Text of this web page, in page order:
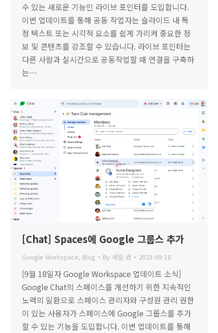
수 있는 새로운 기능인 라이브 포인터를 도입합니다.
이번 업데이트를 통해 공동 작업자는 슬라이드 내 특
정 텍스트 또는 시각적 요소를 쉽게 가리켜 중요한 정
보 및 콘텐츠를 강조할 수 있습니다. 라이브 포인터는
다른 사람과 실시간으로 공동작업할 때 연결을 구축하
는…
[Chat] Spaces에 Google 그룹스 추가
Google Workspace, Blog By 세일 권 2023-09-18
[9월 18일자 Google Workspace 업데이트 소식]
Google Chat의 스페이스를 개선하기 위한 지속적인
노력의 일환으로 스페이스 관리자와 구성원 관리 권한
이 있는 사용자가 스페이스에 Google 그룹스를 추가
할 수 있는 기능을 도입합니다. 이번 업데이트를 통해